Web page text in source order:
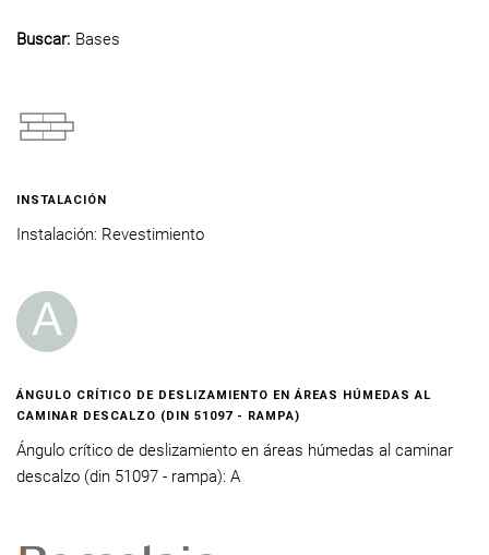
Buscar: Bases
INSTALACIÓN
Instalación: Revestimiento
ÁNGULO CRÍTICO DE DESLIZAMIENTO EN ÁREAS HÚMEDAS AL
CAMINAR DESCALZO (DIN 51097 - RAMPA)
Ángulo crítico de deslizamiento en áreas húmedas al caminar
descalzo (din 51097 - rampa): A